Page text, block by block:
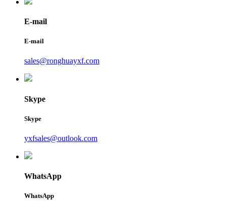
E-mail
E-mail
sales@ronghuayxf.com
Skype
Skype
yxfsales@outlook.com
WhatsApp
WhatsApp